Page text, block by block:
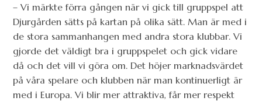
– Vi märkte förra gången när vi gick till gruppspel att
Djurgården sätts på kartan på olika sätt. Man är med i
de stora sammanhangen med andra stora klubbar. Vi
gjorde det väldigt bra i gruppspelet och gick vidare
då och det vill vi göra om. Det höjer marknadsvärdet
på våra spelare och klubben när man kontinuerligt är
med i Europa. Vi blir mer attraktiva, får mer respekt